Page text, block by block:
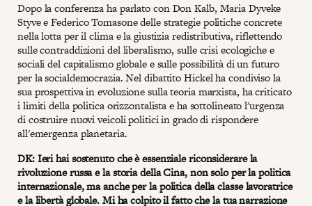
Dopo la conferenza ha parlato con Don Kalb, Maria Dyveke
Styve e Federico Tomasone delle strategie politiche concrete
nella lotta per il clima e la giustizia redistributiva, riflettendo
sulle contraddizioni del liberalismo, sulle crisi ecologiche e
sociali del capitalismo globale e sulle possibilità di un futuro
per la socialdemocrazia. Nel dibattito Hickel ha condiviso la
sua prospettiva in evoluzione sulla teoria marxista, ha criticato
i limiti della politica orizzontalista e ha sottolineato l'urgenza
di costruire nuovi veicoli politici in grado di rispondere
all'emergenza planetaria.
DK: Ieri hai sostenuto che è essenziale riconsiderare la
rivoluzione russa e la storia della Cina, non solo per la politica
internazionale, ma anche per la politica della classe lavoratrice
e la libertà globale. Mi ha colpito il fatto che la tua narrazione